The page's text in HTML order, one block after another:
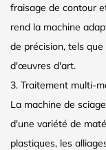
fraisage de contour
rend la machine
de précision, tels
d'œuvres d'art.
3. Traitement multi-
La machine de
d'une variété de
plastiques, les